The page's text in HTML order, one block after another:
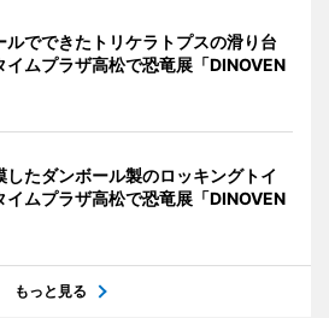
ルでできたトリケラトプスの滑り台
イムプラザ高松で恐竜展「DINOVEN
したダンボール製のロッキングトイ
イムプラザ高松で恐竜展「DINOVEN
もっと見る